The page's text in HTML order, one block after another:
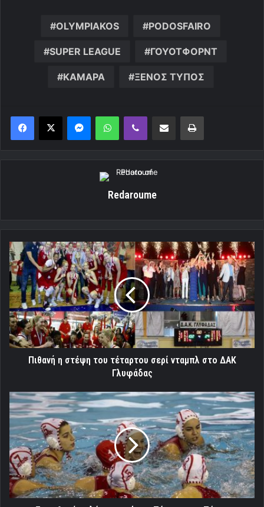
OLYMPIAKOS PODOSFAIRO
SUPER LEAGUE ΓΟΥΟΤΦΟΡΝΤ
ΚΑΜΑΡΑ ΞΕΝΟΣ ΤΥΠΟΣ
MessengerWhatsAppViber Κοινοποίηση μέσω ηλεκτρονικού ταχυδρομείουΕκτύπωση
Redaroume
Πιθανή
η
στέψη
του
τέταρτου
σερί
νταμπλ
στο
ΔΑΚ
ΓλυφάδαςΠιθανή η στέψη του τέταρτου σερί νταμπλ στο ΔΑΚ
Γλυφάδας
Σε
ρυθμούς
πλέι
οφ
από
την
Πέμπτη
του
Πάσχα